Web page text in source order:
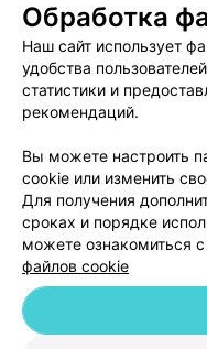
Пользовательское
Написать
© 2026 ООО «Артокс Лаб»,
Обработка
Наш сайт использует
удобства
статистики и
рекомендаций.
Вы можете настроить
cookie или изменить
Для получения
сроках и порядке
можете ознакомиться
файлов cookie